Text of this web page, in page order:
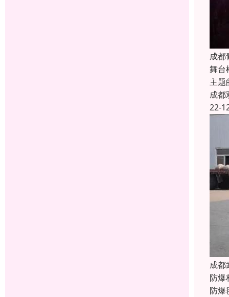
成都
舞台
主题
成都
22-
成都
防爆
防爆